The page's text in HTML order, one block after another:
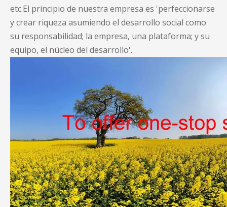
etc.El principio de nuestra empresa es 'perfeccionarse
y crear riqueza asumiendo el desarrollo social como
su responsabilidad; la empresa, una plataforma; y su
equipo, el núcleo del desarrollo'.